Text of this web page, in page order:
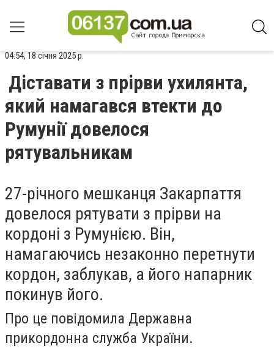
04:54, 18 січня 2025 р.
Діставати з прірви ухилянта,
який намагався втекти до
Румунії довелося
рятувальникам
27-річного мешканця Закарпаття
довелося рятувати з прірви на
кордоні з Румунією. Він,
намагаючись незаконно перетнути
кордон, заблукав, а його напарник
покинув його.
Про це повідомила Державна
прикордонна служба України.